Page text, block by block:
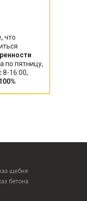
что
по пятницу,
8-16:00,
щебня
бетона